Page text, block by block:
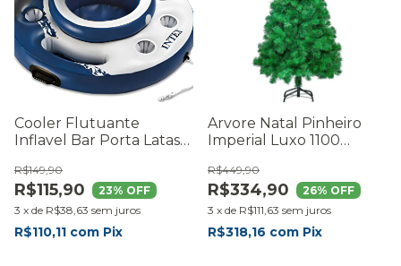
Cooler Flutuante
Inflavel Bar Porta Latas
R$115,90
R$149,90
23% OFF
3 x de R$38,63 sem juros
R$110,11 com Pix
Arvore Natal Pinheiro
Imperial Luxo 1100
Verde
R$334,90
R$449,90
26% OFF
3 x de R$111,63 sem juros
R$318,16 com Pix